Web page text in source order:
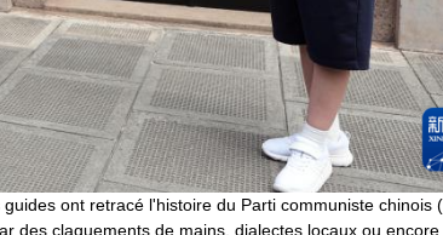
ont retracé l'histoire du Parti communiste chinois
des claquements de mains, dialectes locaux ou encore